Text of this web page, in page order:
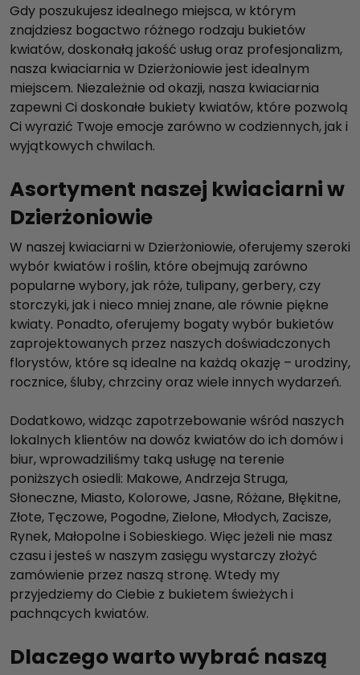
Gdy poszukujesz idealnego miejsca, w którym
znajdziesz bogactwo różnego rodzaju bukietów
kwiatów, doskonałą jakość usług oraz profesjonalizm,
nasza kwiaciarnia w Dzierżoniowie jest idealnym
miejscem. Niezależnie od okazji, nasza kwiaciarnia
zapewni Ci doskonałe bukiety kwiatów, które pozwolą
Ci wyrazić Twoje emocje zarówno w codziennych, jak i
wyjątkowych chwilach.
Asortyment naszej kwiaciarni w
Dzierżoniowie
W naszej kwiaciarni w Dzierżoniowie, oferujemy szeroki
wybór kwiatów i roślin, które obejmują zarówno
popularne wybory, jak róże, tulipany, gerbery, czy
storczyki, jak i nieco mniej znane, ale równie piękne
kwiaty. Ponadto, oferujemy bogaty wybór bukietów
zaprojektowanych przez naszych doświadczonych
florystów, które są idealne na każdą okazję – urodziny,
rocznice, śluby, chrzciny oraz wiele innych wydarzeń.
Dodatkowo, widząc zapotrzebowanie wśród naszych
lokalnych klientów na dowóz kwiatów do ich domów i
biur, wprowadziliśmy taką usługę na terenie
poniższych osiedli: Makowe, Andrzeja Struga,
Słoneczne, Miasto, Kolorowe, Jasne, Różane, Błękitne,
Złote, Tęczowe, Pogodne, Zielone, Młodych, Zacisze,
Rynek, Małopolne i Sobieskiego. Więc jeżeli nie masz
czasu i jesteś w naszym zasięgu wystarczy złożyć
zamówienie przez naszą stronę. Wtedy my
przyjedziemy do Ciebie z bukietem świeżych i
pachnących kwiatów.
Dlaczego warto wybrać naszą